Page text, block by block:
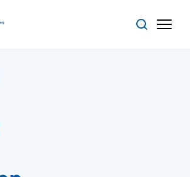
ZoekenMenu